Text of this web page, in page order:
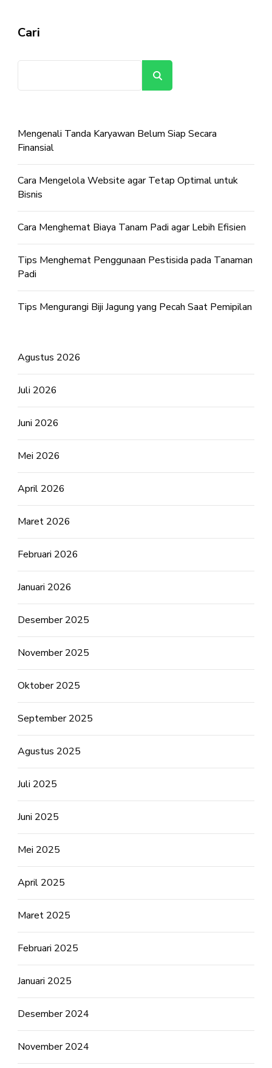
Cari
Mengenali Tanda Karyawan Belum Siap Secara
Finansial
Cara Mengelola Website agar Tetap Optimal untuk
Bisnis
Cara Menghemat Biaya Tanam Padi agar Lebih Efisien
Tips Menghemat Penggunaan Pestisida pada Tanaman
Padi
Tips Mengurangi Biji Jagung yang Pecah Saat Pemipilan
Agustus 2026
Juli 2026
Juni 2026
Mei 2026
April 2026
Maret 2026
Februari 2026
Januari 2026
Desember 2025
November 2025
Oktober 2025
September 2025
Agustus 2025
Juli 2025
Juni 2025
Mei 2025
April 2025
Maret 2025
Februari 2025
Januari 2025
Desember 2024
November 2024